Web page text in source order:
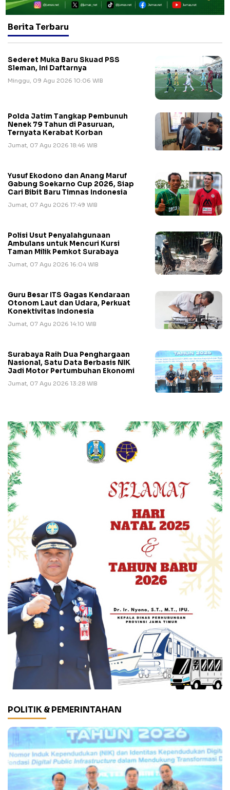
Berita Terbaru
Sederet Muka Baru Skuad PSS
Sleman, Ini Daftarnya
Minggu, 09 Agu 2026 10:06 WIB
Polda Jatim Tangkap Pembunuh
Nenek 79 Tahun di Pasuruan,
Ternyata Kerabat Korban
Jumat, 07 Agu 2026 18:46 WIB
Yusuf Ekodono dan Anang Maruf
Gabung Soekarno Cup 2026, Siap
Cari Bibit Baru Timnas Indonesia
Jumat, 07 Agu 2026 17:49 WIB
Polisi Usut Penyalahgunaan
Ambulans untuk Mencuri Kursi
Taman Milik Pemkot Surabaya
Jumat, 07 Agu 2026 16:04 WIB
Guru Besar ITS Gagas Kendaraan
Otonom Laut dan Udara, Perkuat
Konektivitas Indonesia
Jumat, 07 Agu 2026 14:10 WIB
Surabaya Raih Dua Penghargaan
Nasional, Satu Data Berbasis NIK
Jadi Motor Pertumbuhan Ekonomi
Jumat, 07 Agu 2026 13:28 WIB
POLITIK & PEMERINTAHAN